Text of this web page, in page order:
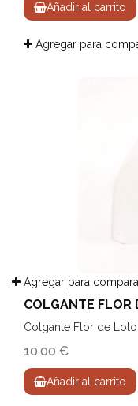
Añadir al carrito
Agregar para
Agregar para
COLGANTE FLOR
Colgante Flor de Loto.
10,00 €
Añadir al carrito